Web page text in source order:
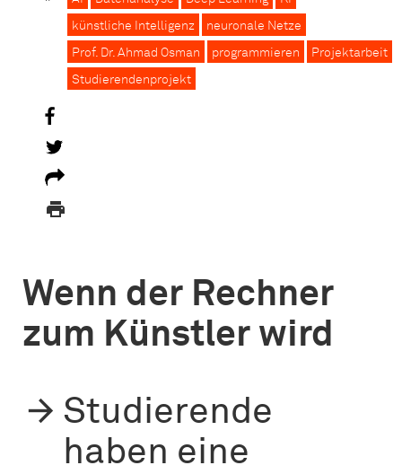
künstliche Intelligenz neuronale Netze
Prof. Dr. Ahmad Osman programmieren Projektarbeit
Studierendenprojekt

Wenn der Rechner
zum Künstler wird
Studierende
haben eine